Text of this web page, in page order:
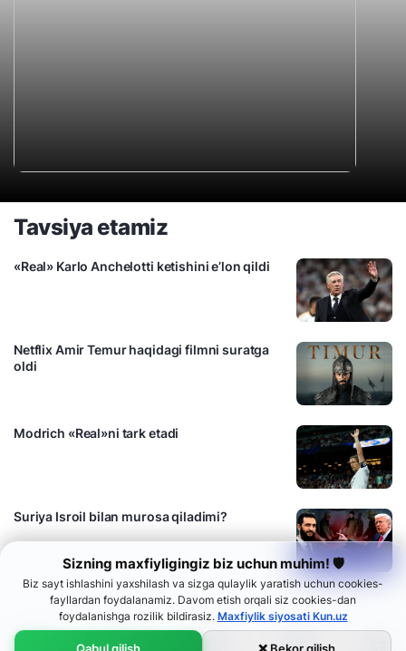
Sizning maxfiyligingiz biz uchun muhim! 🛡
Biz sayt ishlashini yaxshilash va sizga qulaylik yaratish uchun cookies-
fayllardan foydalanamiz. Davom etish orqali siz cookies-dan
foydalanishga rozilik bildirasiz. Maxfiylik siyosati Kun.uz
Tavsiya etamiz
«Real» Karlo Anchelotti ketishini e’lon qildi
Netflix Amir Temur haqidagi filmni suratga
oldi
Modrich «Real»ni tark etadi
Suriya Isroil bilan murosa qiladimi?